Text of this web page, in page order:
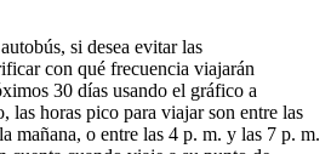
si desea evitar las
con qué frecuencia viajarán
30 días usando el gráfico a
las horas pico para viajar son entre las
mañana, o entre las 4 p. m. y las 7 p. m.